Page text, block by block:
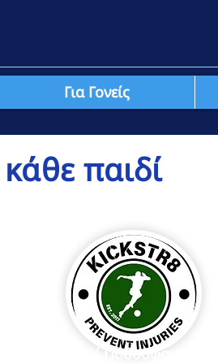
Για Γονείς
παιδί
Νεαροί Ποδοσφαιριστές